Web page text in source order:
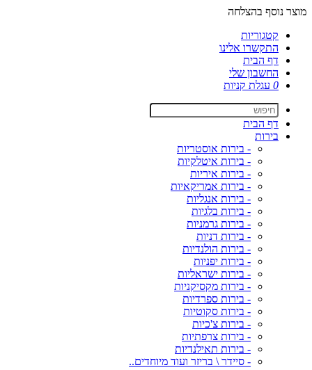
מוצר נוסף בהצלחה
קטגוריות
התקשרו אלינו
דף הבית
החשבון שלי
0 עגלת קניות
דף הבית
בירות
- בירות אוסטריות
- בירות איטלקיות
- בירות איריות
- בירות אמריקאיות
- בירות אנגליות
- בירות בלגיות
- בירות גרמניות
- בירות דניות
- בירות הולנדיות
- בירות יפניות
- בירות ישראליות
- בירות מקסיקניות
- בירות ספרדיות
- בירות סקוטיות
- בירות צ'כיות
- בירות צרפתיות
- בירות תאילנדיות
- סיידר \ בריזר ועוד מיוחדים..